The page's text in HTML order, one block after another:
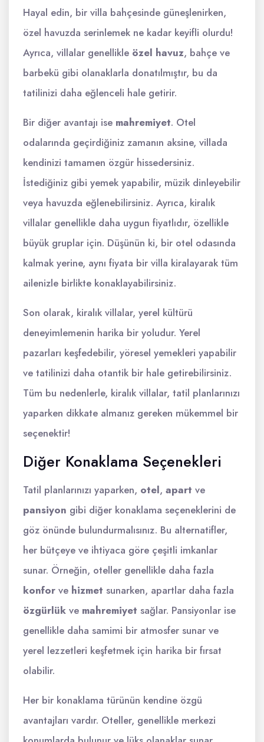
Hayal edin, bir villa bahçesinde güneşlenirken,
özel havuzda serinlemek ne kadar keyifli olurdu!
Ayrıca, villalar genellikle özel havuz, bahçe ve
barbekü gibi olanaklarla donatılmıştır, bu da
tatilinizi daha eğlenceli hale getirir.
Bir diğer avantajı ise mahremiyet. Otel
odalarında geçirdiğiniz zamanın aksine, villada
kendinizi tamamen özgür hissedersiniz.
İstediğiniz gibi yemek yapabilir, müzik dinleyebilir
veya havuzda eğlenebilirsiniz. Ayrıca, kiralık
villalar genellikle daha uygun fiyatlıdır, özellikle
büyük gruplar için. Düşünün ki, bir otel odasında
kalmak yerine, aynı fiyata bir villa kiralayarak tüm
ailenizle birlikte konaklayabilirsiniz.
Son olarak, kiralık villalar, yerel kültürü
deneyimlemenin harika bir yoludur. Yerel
pazarları keşfedebilir, yöresel yemekleri yapabilir
ve tatilinizi daha otantik bir hale getirebilirsiniz.
Tüm bu nedenlerle, kiralık villalar, tatil planlarınızı
yaparken dikkate almanız gereken mükemmel bir
seçenektir!
Diğer Konaklama Seçenekleri
Tatil planlarınızı yaparken, otel, apart ve
pansiyon gibi diğer konaklama seçeneklerini de
göz önünde bulundurmalısınız. Bu alternatifler,
her bütçeye ve ihtiyaca göre çeşitli imkanlar
sunar. Örneğin, oteller genellikle daha fazla
konfor ve hizmet sunarken, apartlar daha fazla
özgürlük ve mahremiyet sağlar. Pansiyonlar ise
genellikle daha samimi bir atmosfer sunar ve
yerel lezzetleri keşfetmek için harika bir fırsat
olabilir.
Her bir konaklama türünün kendine özgü
avantajları vardır. Oteller, genellikle merkezi